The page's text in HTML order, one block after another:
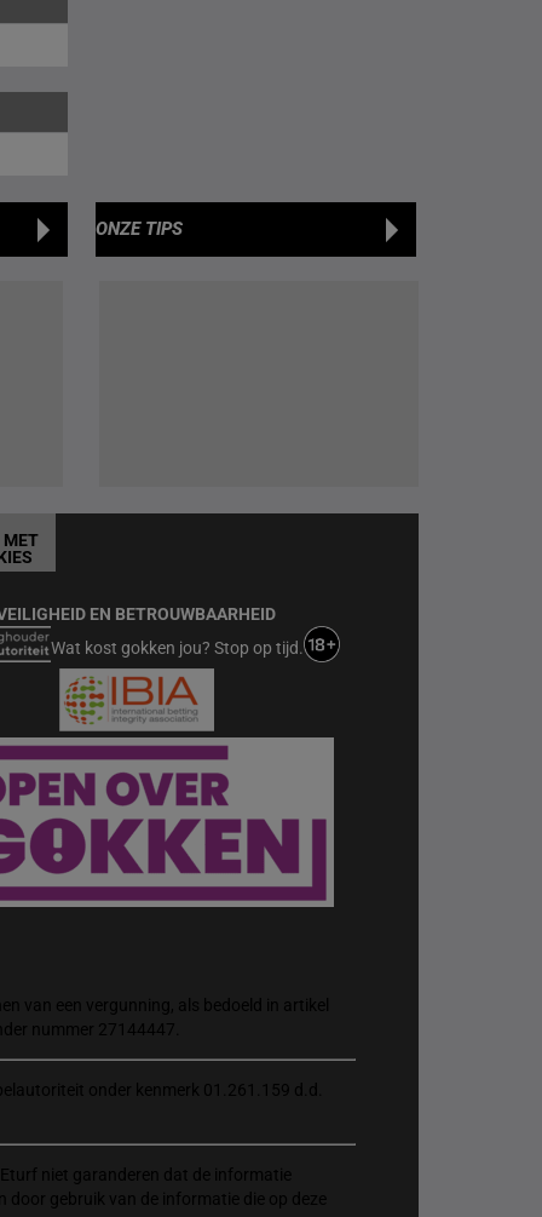
ONZE TIPS
EN BETROUWBAARHEID
Wat kost gokken jou? Stop op tijd.
van een vergunning, als bedoeld in artikel
nummer 27144447.
onder kenmerk 01.261.159 d.d.
niet garanderen dat de informatie
gebruik van de informatie die op deze